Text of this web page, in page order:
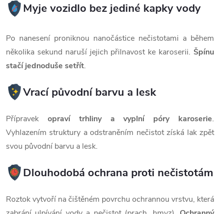
Myje vozidlo bez jediné kapky vody
Po nanesení proniknou nanočástice nečistotami a během
několika sekund naruší jejich přilnavost ke karoserii. Špínu
stačí jednoduše setřít.
Vrací původní barvu a lesk
Přípravek opraví trhliny a vyplní póry karoserie.
Vyhlazením struktury a odstraněním nečistot získá lak zpět
svou původní barvu a lesk.
Dlouhodobá ochrana proti nečistotám
Roztok vytvoří na čištěném povrchu ochrannou vrstvu, která